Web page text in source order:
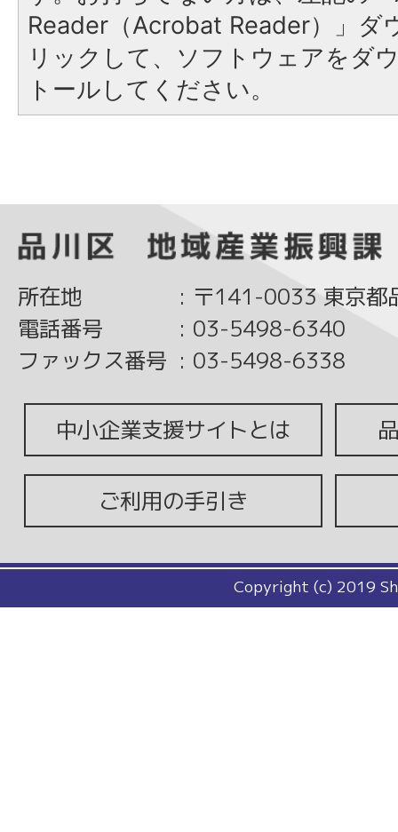
Reader（Acrobat Reader）」ダ
リックして、ソフトウェアをダ
トールしてください。
所在地 : 〒141-0033 東京都
電話番号
: 03-5498-6340
ファックス番号 : 03-5498-6338
中小企業支援サイトとは
ご利用の手引き
Copyright (c) 2019